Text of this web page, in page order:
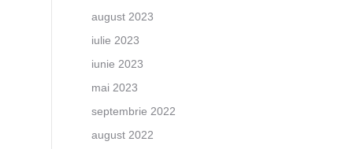
august 2023
iulie 2023
iunie 2023
mai 2023
septembrie 2022
august 2022